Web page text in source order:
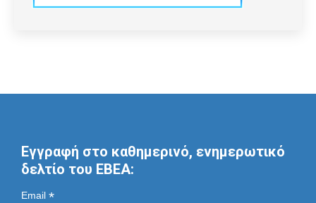
Εγγραφή στο καθημερινό, ενημερωτικό
δελτίο του ΕΒΕΑ:
Email *